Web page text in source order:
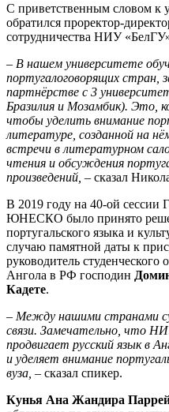
С приветственным словом к
обратился проректор-
сотрудничества НИУ
– В нашем университете
португалоговорящих стран,
партнёрстве с 3
Бразилия и Мозамбик). Это,
чтобы уделить внимание
литературе, созданной на
встречи в литературном
чтения и обсуждения
произведений, – сказал
В 2019 году на 40-ой сессии
ЮНЕСКО было принято
португальского языка и
случаю памятной даты к
руководитель студенческого
Ангола в РФ господин
Кадете.
– Между нашими странами
связи. Замечательно, что
продвигает русский язык в
и уделяет внимание
вуза, – сказал спикер.
Кунья Ана Жандира